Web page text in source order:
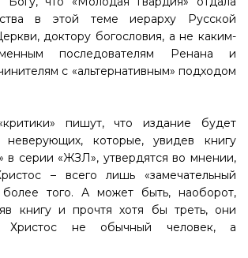
в этой теме иерарху Русской
доктору богословия, а не каким-
последователям Ренана и
с «альтернативным» подходом
пишут, что издание будет
неверующих, которые, увидев книгу
в серии «ЖЗЛ», утвердятся во мнении,
– всего лишь «замечательный
того. А может быть, наоборот,
книгу и прочтя хотя бы треть, они
Христос не обычный человек, а